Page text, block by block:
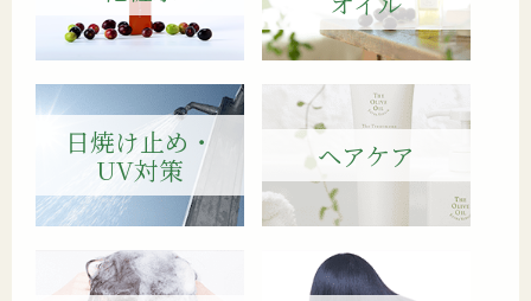
日焼け止め・
UV対策
ヘアケア